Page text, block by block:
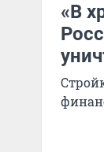
«В